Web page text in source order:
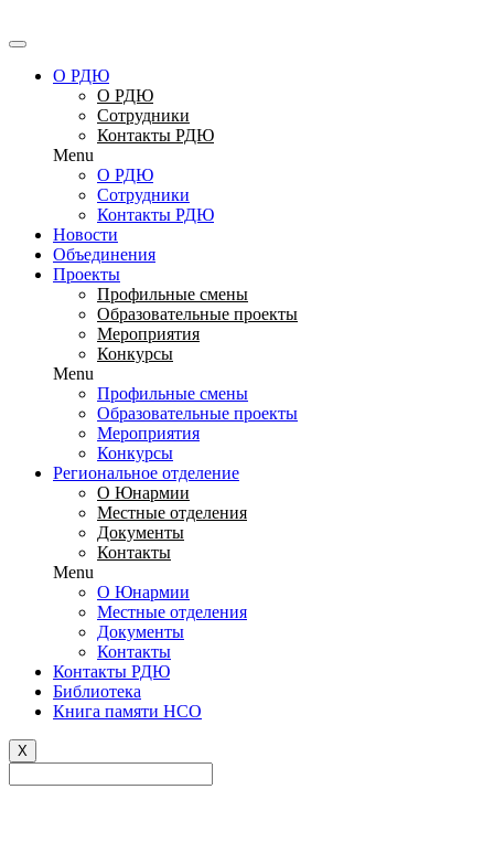
к
О РДЮ
О РДЮ
Сотрудники
Контакты РДЮ
Menu
О РДЮ
Сотрудники
Контакты РДЮ
Новости
Объединения
Проекты
Профильные смены
Образовательные проекты
Мероприятия
Конкурсы
Menu
Профильные смены
Образовательные проекты
Мероприятия
Конкурсы
Региональное отделение
О Юнармии
Местные отделения
Документы
Контакты
Menu
О Юнармии
Местные отделения
Документы
Контакты
Контакты РДЮ
Библиотека
Книга памяти НСО
X